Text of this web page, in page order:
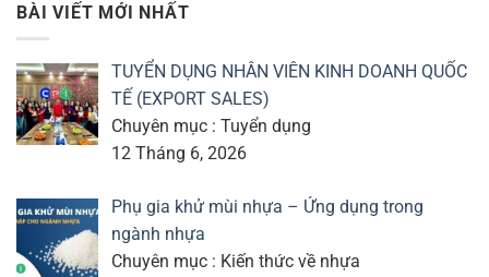
BÀI VIẾT MỚI NHẤT
TUYỂN DỤNG NHÂN VIÊN KINH DOANH QUỐC
TẾ (EXPORT SALES)
Chuyên mục : Tuyển dụng
12 Tháng 6, 2026
Phụ gia khử mùi nhựa – Ứng dụng trong
ngành nhựa
Chuyên mục : Kiến thức về nhựa